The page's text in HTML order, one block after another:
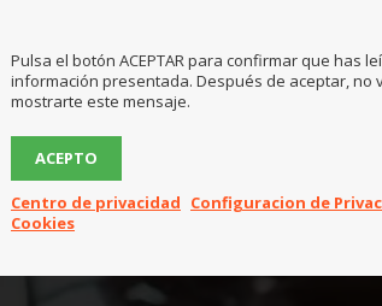
1 + 5=
Pulsa el botón ACEPTAR para confirmar que has
información presentada. Después de aceptar, no
mostrarte este mensaje.
ACEPTO
Centro de privacidad Configuracion de
Cookies